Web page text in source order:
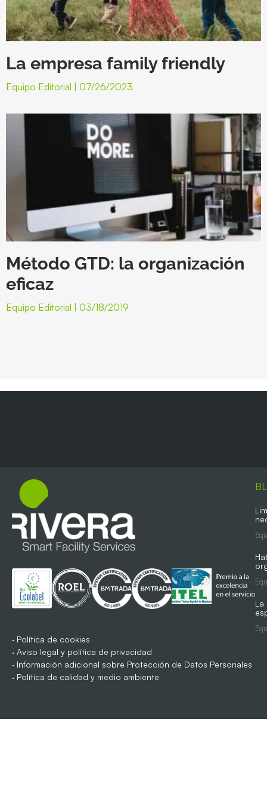
La empresa family friendly
Equipo Editorial 07/26/2023
Método GTD: la organización
eficaz
Equipo Editorial 03/18/2019
· Política de cookies
· Aviso legal y política de privacidad
· Información adicional sobre Protección de Datos Personales
· Política de calidad y medio ambiente